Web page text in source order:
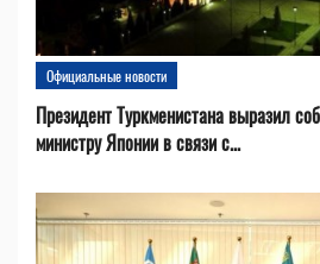
Официальные новости
Президент Туркменистана выразил
министру Японии в связи с...